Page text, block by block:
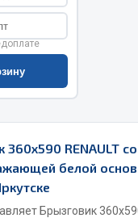
КамАЗ
360х590 RENAULT со
белой
Брызговик